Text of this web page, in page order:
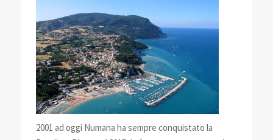
2001 ad oggi Numana ha sempre conquistato la